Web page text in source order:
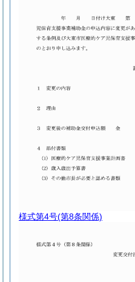
様式第4号(第8条関係)